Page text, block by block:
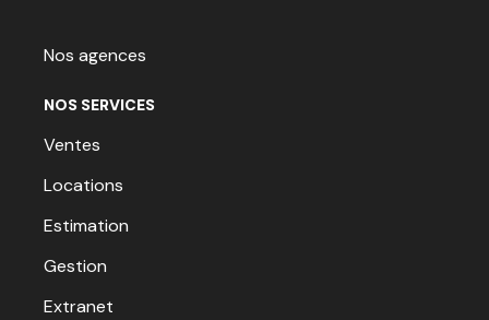
Nos agences
NOS SERVICES
Ventes
Locations
Estimation
Gestion
Extranet